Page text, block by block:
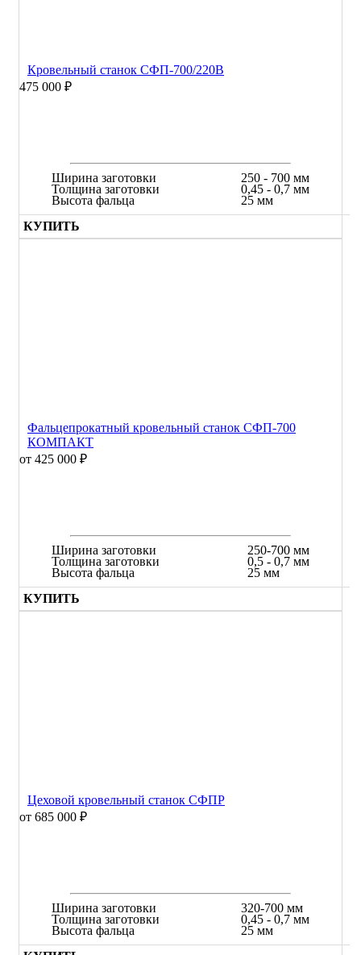
Кровельный станок СФП-700/220В
475 000 ₽
Ширина заготовки
Толщина заготовки
Высота фальца
250 - 700 мм
0,45 - 0,7 мм
25 мм
КУПИТЬ
Фальцепрокатный кровельный станок СФП-700
КОМПАКТ
от 425 000 ₽
Ширина заготовки
Толщина заготовки
Высота фальца
250-700 мм
0,5 - 0,7 мм
25 мм
КУПИТЬ
Цеховой кровельный станок СФПР
от 685 000 ₽
Ширина заготовки
Толщина заготовки
Высота фальца
320-700 мм
0,45 - 0,7 мм
25 мм